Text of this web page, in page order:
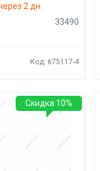
2 дн.
33490
Код: 675117-4
Скидка 10%